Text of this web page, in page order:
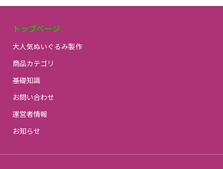
トップページ
大人気ぬいぐるみ製作
商品カテゴリ
基礎知識
お問い合わせ
運営者情報
お知らせ